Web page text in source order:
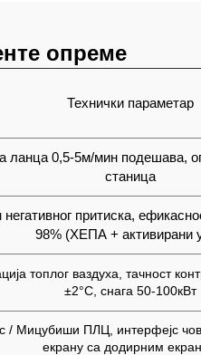
опреме
Технички параметар
ланца 0,5-5м/мин подешава,
станица
негативног притиска,
98% (ХЕПА + активирани
топлог ваздуха, тачност
±2°C, снага 50-100кВт
/ Мицубиши ПЛЦ, интерфејс
екрану са додирним